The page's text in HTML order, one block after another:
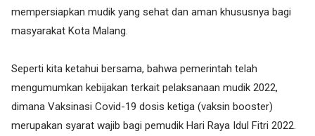
mempersiapkan mudik yang sehat dan aman khususnya bagi
masyarakat Kota Malang.
Seperti kita ketahui bersama, bahwa pemerintah telah
mengumumkan kebijakan terkait pelaksanaan mudik 2022,
dimana Vaksinasi Covid-19 dosis ketiga (vaksin booster)
merupakan syarat wajib bagi pemudik Hari Raya Idul Fitri 2022.